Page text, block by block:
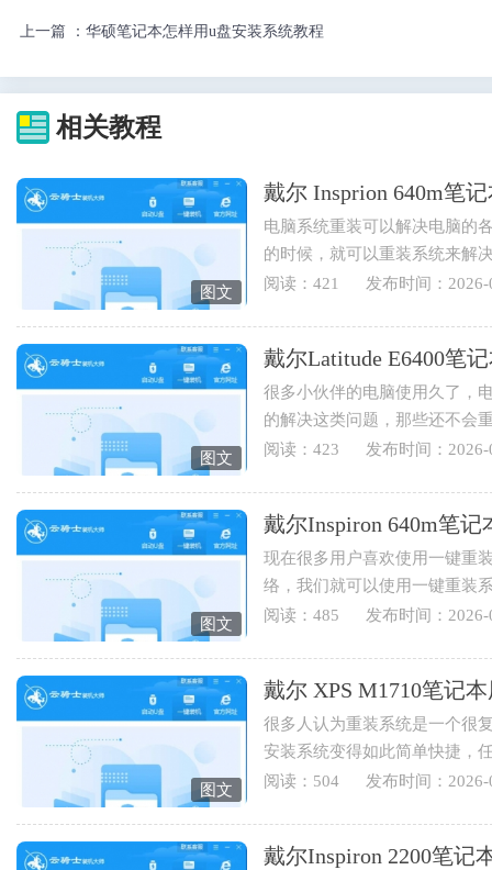
上一篇 ： 华硕笔记本怎样用u盘安装系统教程
相关教程
图文
戴尔 Insprion 640m笔
电脑系统重装可以解决电脑的
的时候，就可以重装系统来解
也可以重装电脑系统来实现...
阅读：421 发布时间：2026-
图文
戴尔Latitude E6400笔
很多小伙伴的电脑使用久了，
的解决这类问题，那些还不会
Latitude E6400笔记本用云骑士
阅读：423 发布时间：2026-
图文
戴尔Inspiron 640m笔
现在很多用户喜欢使用一键重
络，我们就可以使用一键重装
Inspiron 640m笔记本用云骑士
阅读：485 发布时间：2026-
图文
戴尔 XPS M1710笔记
很多人认为重装系统是一个很
安装系统变得如此简单快捷，
装系统，下面就为您讲解戴...
阅读：504 发布时间：2026-
戴尔Inspiron 2200笔记